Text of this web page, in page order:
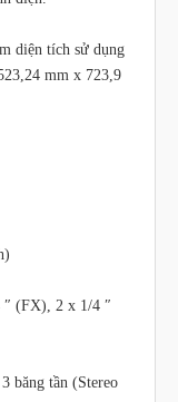
diện tích sử dụng
mm x 723,9
(FX), 2 x 1/4 ″
băng tần (Stereo